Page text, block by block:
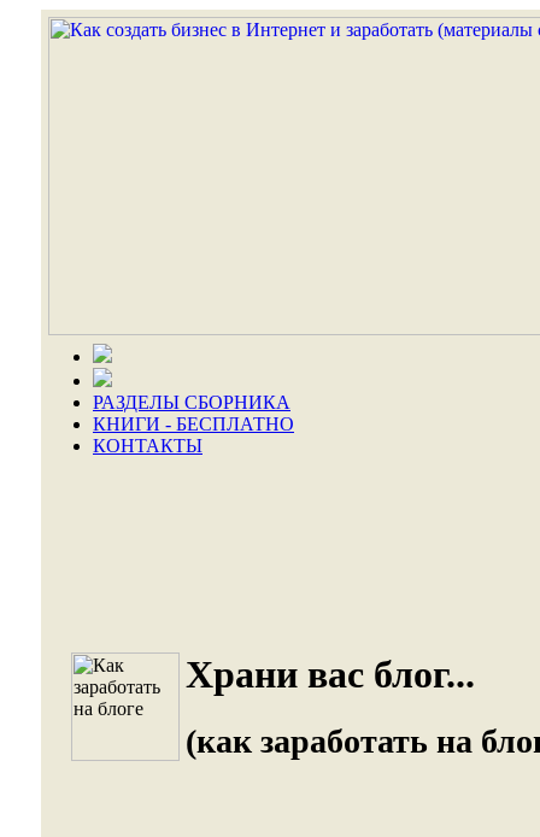
РАЗДЕЛЫ СБОРНИКА
КНИГИ - БЕСПЛАТНО
КОНТАКТЫ
Храни вас блог...
(как заработать на